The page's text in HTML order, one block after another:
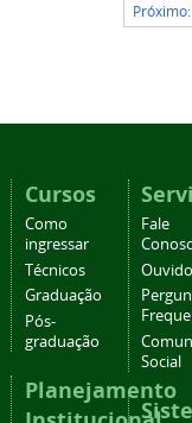
Cursos
Como
ingressar
Técnicos
Graduação
Pós-
graduação
Planejamento
Fale
Social